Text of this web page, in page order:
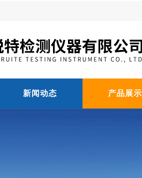
新闻动态 产品展示